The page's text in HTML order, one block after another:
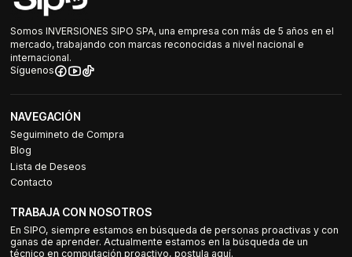
Somos INVERSIONES SIPO SPA, una empresa con más de 5 años en el
mercado, trabajando con marcas reconocidas a nivel nacional e
internacional.
Síguenos
NAVEGACIÓN
Seguimineto de Compra
Blog
Lista de Deseos
Contacto
TRABAJA CON NOSOTROS
En SIPO, siempre estamos en búsqueda de personas proactivas y con
ganas de aprender. Actualmente estamos en la búsqueda de un
técnico en computación proactivo, postula aquí.